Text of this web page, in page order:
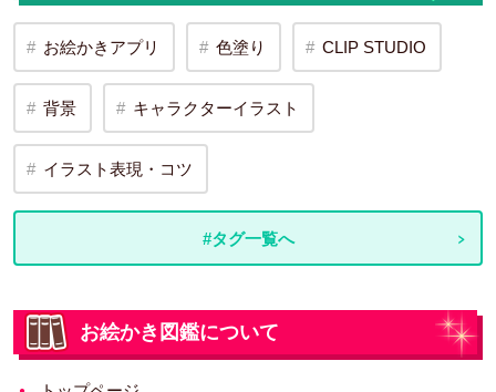
お絵かきアプリ 色塗り CLIP STUDIO
背景 キャラクターイラスト
イラスト表現・コツ
#タグ一覧へ
お絵かき図鑑について